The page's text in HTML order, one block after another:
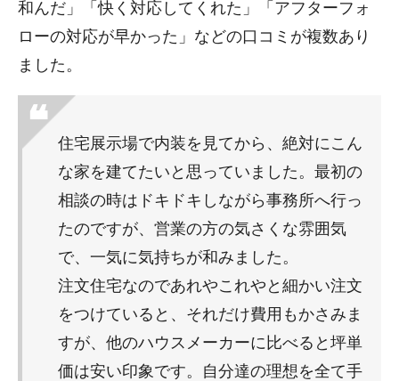
和んだ」「快く対応してくれた」「アフターフォ
ローの対応が早かった」などの口コミが複数あり
ました。
住宅展示場で内装を見てから、絶対にこん
な家を建てたいと思っていました。最初の
相談の時はドキドキしながら事務所へ行っ
たのですが、営業の方の気さくな雰囲気
で、一気に気持ちが和みました。
注文住宅なのであれやこれやと細かい注文
をつけていると、それだけ費用もかさみま
すが、他のハウスメーカーに比べると坪単
価は安い印象です。自分達の理想を全て手